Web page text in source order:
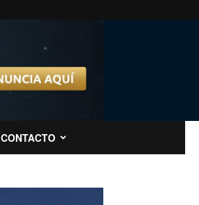
CONTACTO